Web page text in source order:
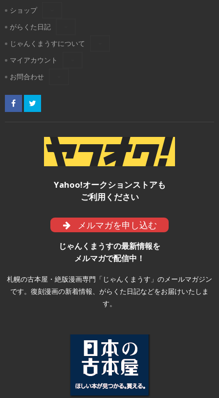
ショップ
がらくた日記
じゃんくまうすについて
マイアカウント
お問合わせ
Yahoo!オークションストアも
ご利用ください
メルマガを申し込む
じゃんくまうすの最新情報を
メルマガで配信中！
札幌の古本屋・絶版漫画専門「じゃんくまうす」のメールマガジン
です。復刻漫画の新着情報、がらくた日記などをお届けいたしま
す。